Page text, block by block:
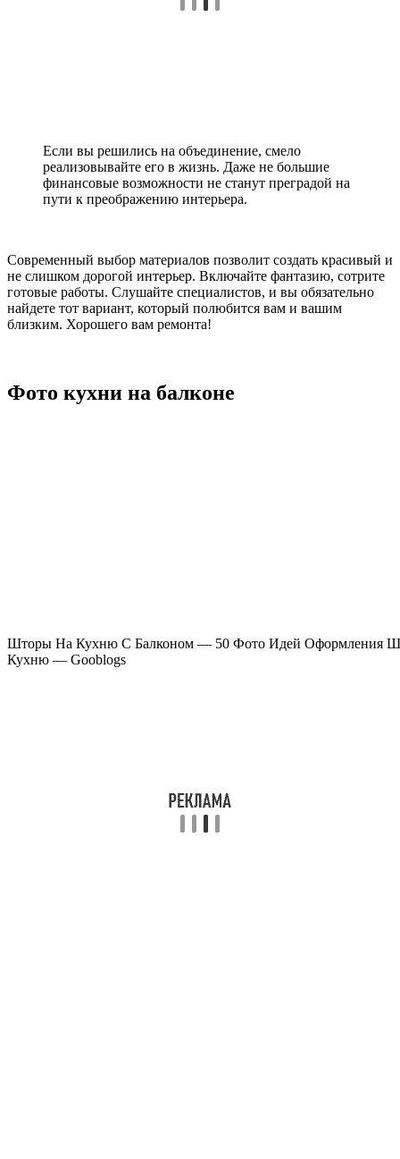
Если вы решились на объединение, смело
реализовывайте его в жизнь. Даже не большие
финансовые возможности не станут преградой на
пути к преображению интерьера.
Современный выбор материалов позволит создать красивый и
не слишком дорогой интерьер. Включайте фантазию, сотрите
готовые работы. Слушайте специалистов, и вы обязательно
найдете тот вариант, который полюбится вам и вашим
близким. Хорошего вам ремонта!
Фото кухни на балконе
Шторы На Кухню С Балконом — 50 Фото Идей Оформления
Кухню — Gooblogs